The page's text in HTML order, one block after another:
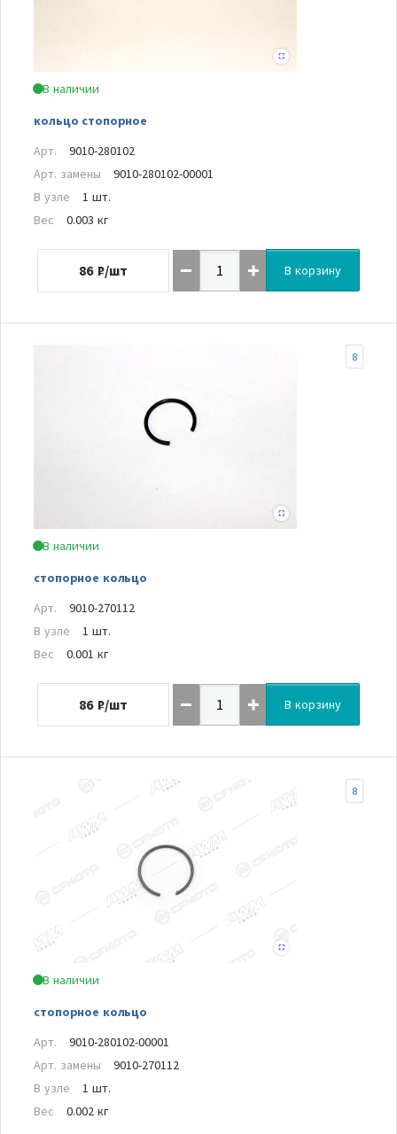
В наличии
кольцо стопорное
Арт.
9010-280102
Арт. замены
9010-280102-00001
В узле
1 шт.
Вес
0.003 кг
86 ₽/шт В корзину
В наличии
стопорное кольцо
8
Арт.
9010-270112
В узле
1 шт.
Вес
0.001 кг
86 ₽/шт В корзину
В наличии
стопорное кольцо
8
Арт.
9010-280102-00001
Арт. замены
9010-270112
В узле
1 шт.
Вес
0.002 кг